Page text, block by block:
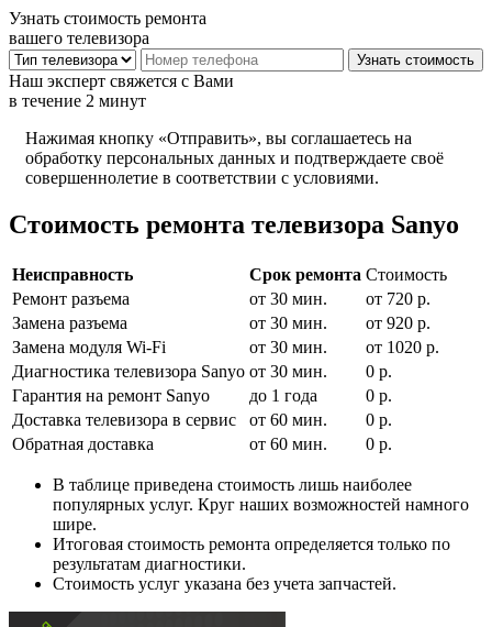
Узнать стоимость ремонта
вашего телевизора
Наш эксперт свяжется с Вами
в течение 2 минут
Нажимая кнопку «Отправить», вы соглашаетесь на
обработку персональных данных и подтверждаете своё
совершеннолетие в соответствии с условиями.
Стоимость ремонта телевизора Sanyo
Неисправность Срок ремонта Стоимость
Ремонт разъема
от 30 мин.
от 720 р.
Замена разъема
от 30 мин.
от 920 р.
Замена модуля Wi-Fi
от 30 мин.
от 1020 р.
Диагностика телевизора Sanyo от 30 мин.
0 р.
Гарантия на ремонт Sanyo
до 1 года
0 р.
Доставка телевизора в сервис
от 60 мин.
0 р.
Обратная доставка
от 60 мин. 0 р.
В таблице приведена стоимость лишь наиболее
популярных услуг. Круг наших возможностей намного
шире.
Итоговая стоимость ремонта определяется только по
результатам диагностики.
Стоимость услуг указана без учета запчастей.